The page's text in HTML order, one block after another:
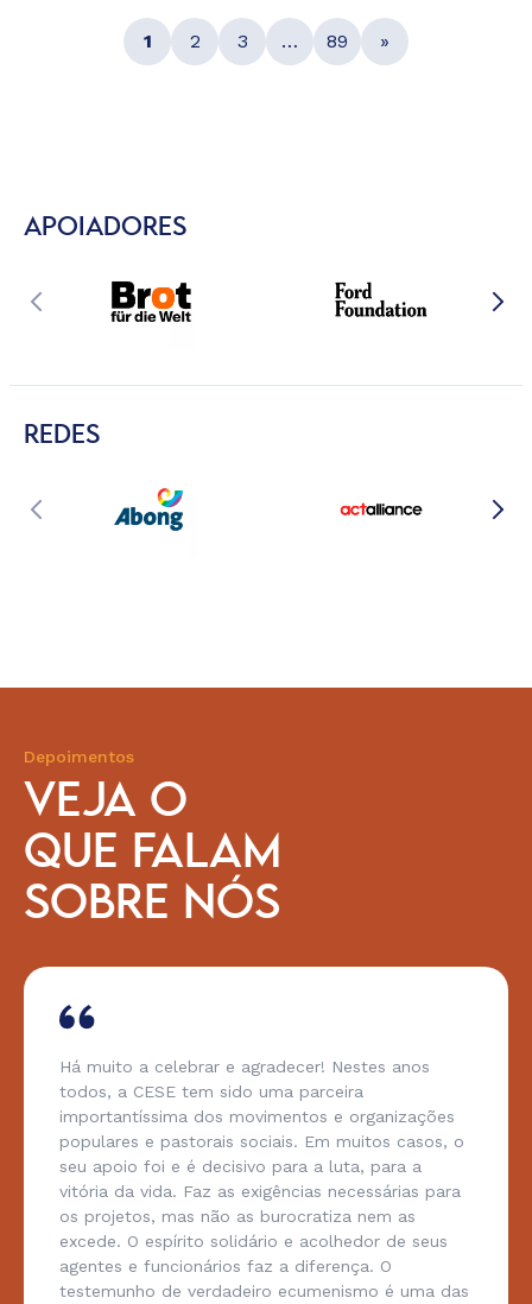
1 2 3 … 89 »
APOIADORES
REDES
Depoimentos
VEJA O
QUE FALAM
SOBRE NÓS
Há muito a celebrar e agradecer! Nestes anos
todos, a CESE tem sido uma parceira
importantíssima dos movimentos e organizações
populares e pastorais sociais. Em muitos casos, o
seu apoio foi e é decisivo para a luta, para a
vitória da vida. Faz as exigências necessárias para
os projetos, mas não as burocratiza nem as
excede. O espírito solidário e acolhedor de seus
agentes e funcionários faz a diferença. O
testemunho de verdadeiro ecumenismo é uma das